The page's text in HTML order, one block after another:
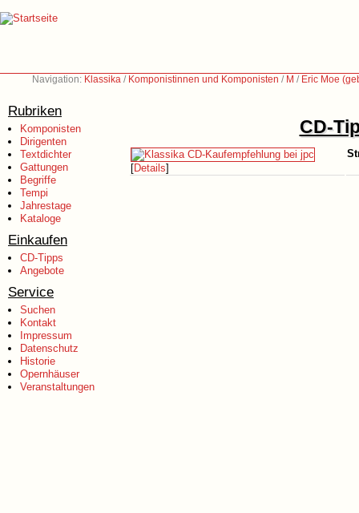
Navigation: Klassika / Komponistinnen und Komponisten / M / Eric Moe
Rubriken
Komponisten
Dirigenten
Textdichter
Gattungen
Begriffe
Tempi
Jahrestage
Kataloge
Einkaufen
CD-Tipps
Angebote
Service
Suchen
Kontakt
Impressum
Datenschutz
Historie
Opernhäuser
Veranstaltungen
CD-
[Details]